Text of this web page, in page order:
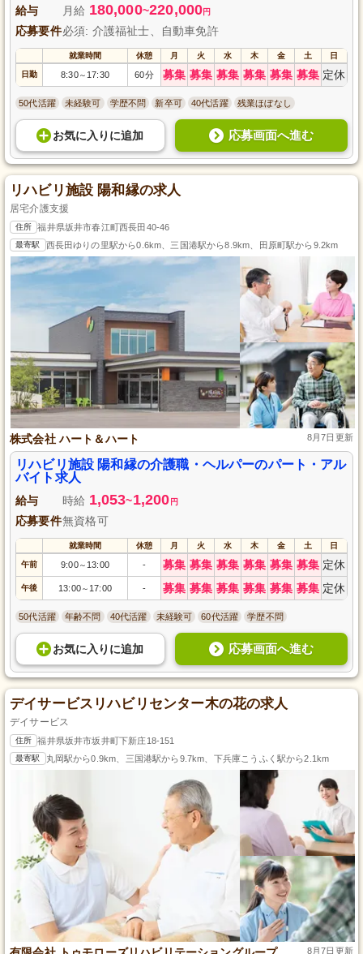
給与 月給 180,000~220,000円
応募要件必須: 介護福祉士、自動車免許
就業時間 休憩 月 火 水 木 金 土 日
日勤 8:30～ 17:30 60分 募集 募集 募集 募集 募集 募集 定休
50代活躍 未経験可 学歴不問 新卒可 40代活躍 残業ほぼなし
お気に入り に追加 応募画面へ進む
リハビリ施設 陽和縁の求人
居宅介護支援
住所 福井県坂井市春江町西長田40-46
最寄駅 西長田ゆりの里駅から0.6km、三国港駅から8.9km、田原町駅から9.2km
株式会社 ハート＆ハート 8月7日更新
リハビリ施設 陽和縁の介護職・ヘルパーのパート・アル
バイト求人
給与 時給 1,053~1,200 円
応募要件無資格可
就業時間 休憩 月 火 水 木 金 土 日
午前 9:00～ 13:00 - 募集 募集 募集 募集 募集 募集 定休
午後 13:00～ 17:00 - 募集 募集 募集 募集 募集 募集 定休
50代活躍 年齢不問 40代活躍 未経験可 60代活躍 学歴不問
お気に入り に追加 応募画面へ進む
デイサービスリハビリセンター木の花の求人
デイサービス
住所 福井県坂井市坂井町下新庄18-151
最寄駅 丸岡駅から0.9km、三国港駅から9.7km、下兵庫こうふく駅から2.1km
8月7日更新